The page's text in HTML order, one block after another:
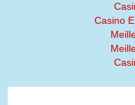
Casino